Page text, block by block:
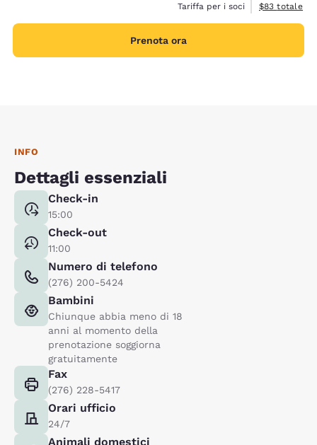
Tariffa per i soci
Visualizza i
$83 totale
Prenota ora
INFO
Dettagli essenziali
Check-in
15:00
Check-out
11:00
Numero di telefono
(276) 200-5424
Bambini
Chiunque abbia meno di 18
anni al momento della
prenotazione soggiorna
gratuitamente
Fax
(276) 228-5417
Orari ufficio
24/7
Animali domestici